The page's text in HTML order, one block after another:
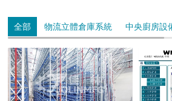
全部 物流立體倉庫系統 中央廚房設